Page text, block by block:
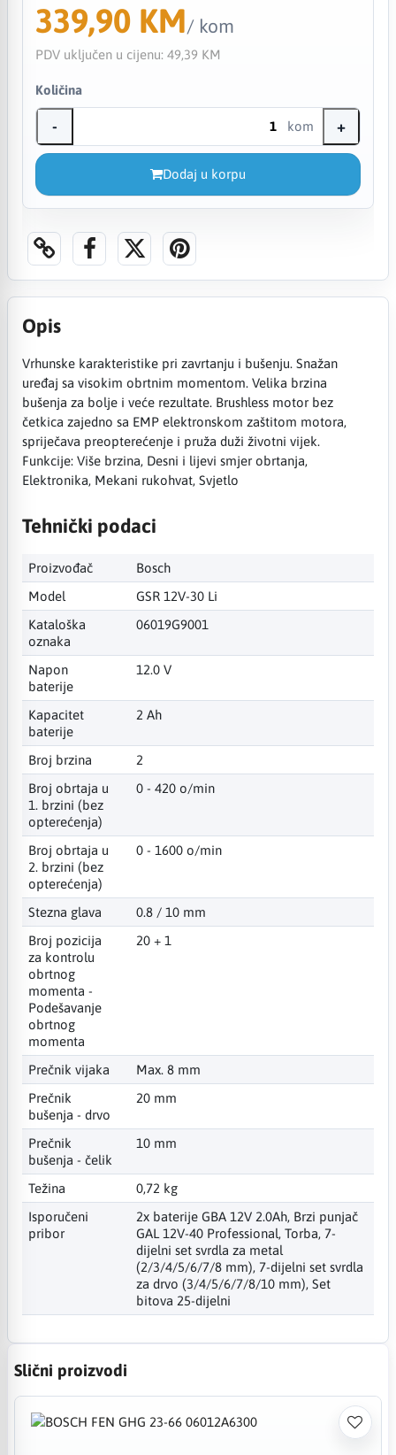
339,90 KM/ kom
PDV uključen u cijenu: 49,39 KM
Količina
- kom +
Dodaj u korpu
Opis
Vrhunske karakteristike pri zavrtanju i bušenju. Snažan
uređaj sa visokim obrtnim momentom. Velika brzina
bušenja za bolje i veće rezultate. Brushless motor bez
četkica zajedno sa EMP elektronskom zaštitom motora,
spriječava preopterećenje i pruža duži životni vijek.
Funkcije: Više brzina, Desni i lijevi smjer obrtanja,
Elektronika, Mekani rukohvat, Svjetlo
Tehnički podaci
Proizvođač
Bosch
Model
GSR 12V-30 Li
Kataloška
oznaka
06019G9001
Napon
baterije
12.0 V
Kapacitet
baterije
2 Ah
Broj brzina
2
Broj obrtaja u
1. brzini (bez
opterećenja)
0 - 420 o/min
Broj obrtaja u
2. brzini (bez
opterećenja)
0 - 1600 o/min
Stezna glava
0.8 / 10 mm
Broj pozicija
za kontrolu
obrtnog
momenta -
Podešavanje
obrtnog
momenta
20 + 1
Prečnik vijaka
Max. 8 mm
Prečnik
bušenja - drvo
20 mm
Prečnik
bušenja - čelik
10 mm
Težina
0,72 kg
Isporučeni
pribor
2x baterije GBA 12V 2.0Ah, Brzi punjač
GAL 12V-40 Professional, Torba, 7-
dijelni set svrdla za metal
(2/3/4/5/6/7/8 mm), 7-dijelni set svrdla
za drvo (3/4/5/6/7/8/10 mm), Set
bitova 25-dijelni
Slični proizvodi